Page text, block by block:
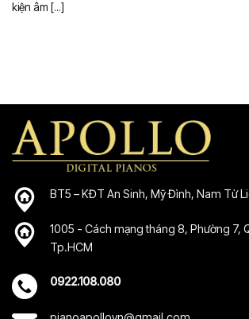
kiện âm [...]
BT5 – KĐT An Sinh, Mỹ Đình, Nam Từ
1005 - Cách mạng tháng 8, Phường 7,
Tp.HCM
0922.108.080